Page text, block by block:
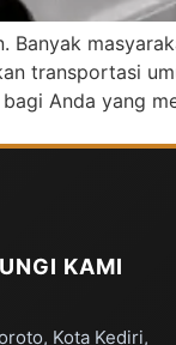
transportasi
Anda yang
KAMI
Kota Kediri,